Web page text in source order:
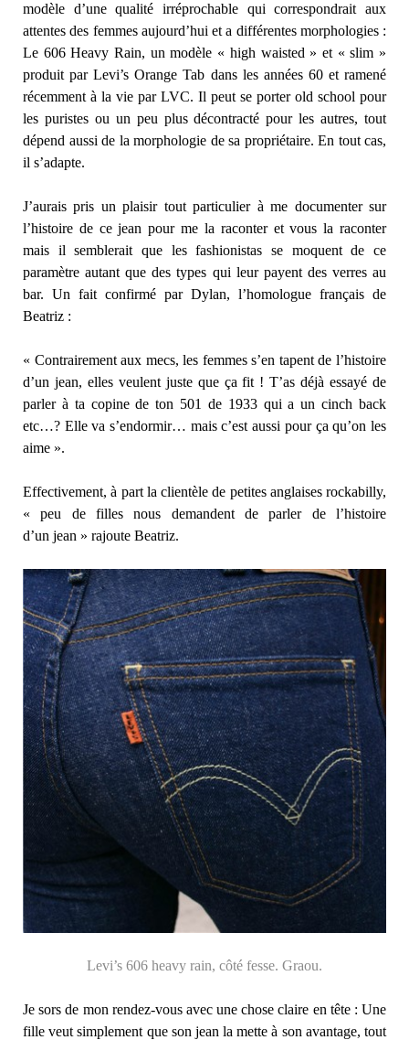
modèle d’une qualité irréprochable qui correspondrait aux
attentes des femmes aujourd’hui et a différentes morphologies :
Le 606 Heavy Rain, un modèle « high waisted » et « slim »
produit par Levi’s Orange Tab dans les années 60 et ramené
récemment à la vie par LVC. Il peut se porter old school pour
les puristes ou un peu plus décontracté pour les autres, tout
dépend aussi de la morphologie de sa propriétaire. En tout cas,
il s’adapte.
J’aurais pris un plaisir tout particulier à me documenter sur
l’histoire de ce jean pour me la raconter et vous la raconter
mais il semblerait que les fashionistas se moquent de ce
paramètre autant que des types qui leur payent des verres au
bar. Un fait confirmé par Dylan, l’homologue français de
Beatriz :
« Contrairement aux mecs, les femmes s’en tapent de l’histoire
d’un jean, elles veulent juste que ça fit ! T’as déjà essayé de
parler à ta copine de ton 501 de 1933 qui a un cinch back
etc…? Elle va s’endormir… mais c’est aussi pour ça qu’on les
aime ».
Effectivement, à part la clientèle de petites anglaises rockabilly,
« peu de filles nous demandent de parler de l’histoire
d’un jean » rajoute Beatriz.
Levi’s 606 heavy rain, côté fesse. Graou.
Je sors de mon rendez-vous avec une chose claire en tête : Une
fille veut simplement que son jean la mette à son avantage, tout